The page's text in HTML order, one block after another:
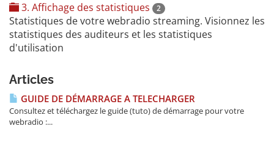
3. Affichage des statistiques
2
Statistiques de votre webradio streaming. Visionnez les
statistiques des auditeurs et les statistiques
d'utilisation
Articles
GUIDE DE DÉMARRAGE A TELECHARGER
Consultez et téléchargez le guide (tuto) de démarrage pour votre
webradio :...